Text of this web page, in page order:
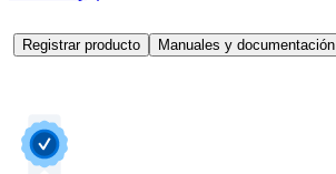
Registrar producto Manuales y documentación